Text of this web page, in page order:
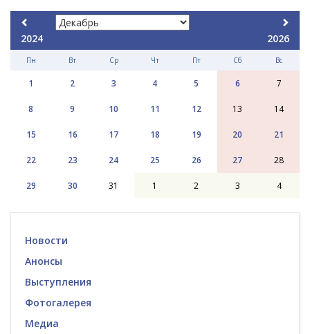
2024 2026
Пн Вт Ср Чт Пт Сб Вс
1 2 3 4 5 6 7
8 9 10 11 12 13 14
15 16 17 18 19 20 21
22 23 24 25 26 27 28
29 30 31 1 2 3 4
Новости
Анонсы
Выступления
Фотогалерея
Медиа